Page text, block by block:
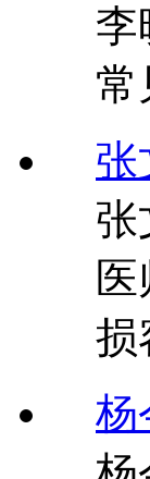
李
常
张
张
损
杨